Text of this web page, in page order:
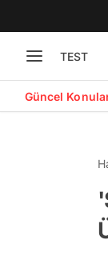
TEST
Güncel